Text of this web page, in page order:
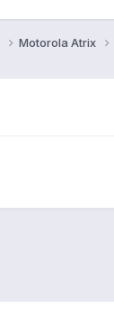
Motorola Atrix